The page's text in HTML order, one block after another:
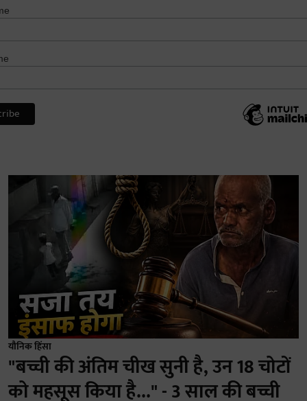
यौनिक हिंसा
"बच्ची की अंतिम चीख सुनी है, उन 18 चोटों
को महसूस किया है..." - 3 साल की बच्ची